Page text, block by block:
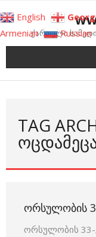
to
contentქართული
TAG
ᲝᲠᲡᲣᲚᲝᲑᲘᲡ
ორსულობის 33-
English
Armenian
Russian